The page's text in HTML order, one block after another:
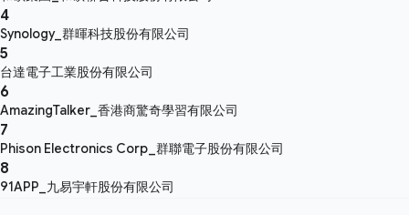
4
Synology_群暉科技股份有限公司
5
台達電子工業股份有限公司
6
AmazingTalker_香港商驚奇學習有限公司
7
Phison Electronics Corp_群聯電子股份有限公司
8
91APP_九易宇軒股份有限公司